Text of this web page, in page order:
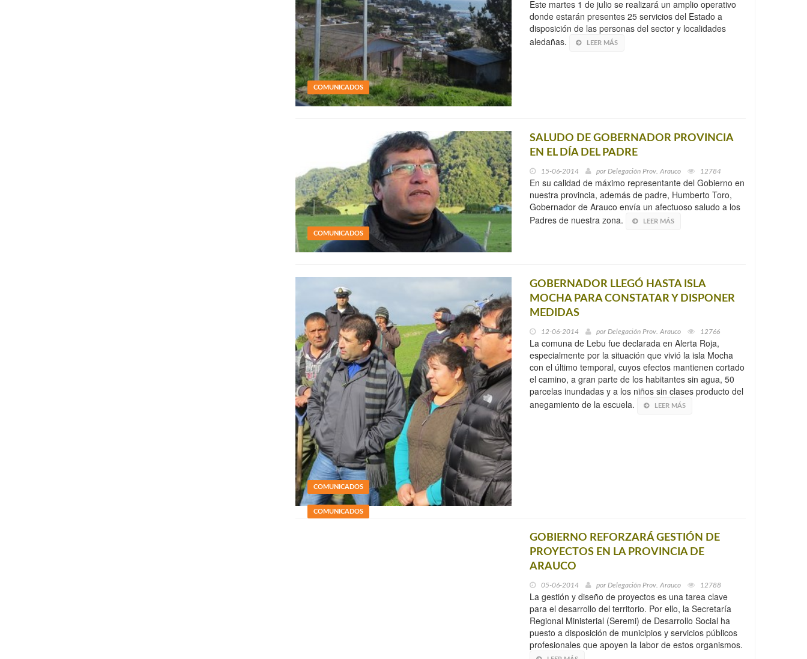
COMUNICADOS
Este martes 1 de julio se realizará un amplio operativo
donde estarán presentes 25 servicios del Estado a
disposición de las personas del sector y localidades
aledañas.
LEER MÁS
COMUNICADOS
SALUDO DE GOBERNADOR PROVINCIA
EN EL DÍA DEL PADRE
15-06-2014 por Delegación Prov. Arauco 12784
En su calidad de máximo representante del Gobierno en
nuestra provincia, además de padre, Humberto Toro,
Gobernador de Arauco envía un afectuoso saludo a los
Padres de nuestra zona.
LEER MÁS
COMUNICADOS
GOBERNADOR LLEGÓ HASTA ISLA
MOCHA PARA CONSTATAR Y DISPONER
MEDIDAS
12-06-2014 por Delegación Prov. Arauco 12766
La comuna de Lebu fue declarada en Alerta Roja,
especialmente por la situación que vivió la isla Mocha
con el último temporal, cuyos efectos mantienen cortado
el camino, a gran parte de los habitantes sin agua, 50
parcelas inundadas y a los niños sin clases producto del
anegamiento de la escuela.
LEER MÁS
COMUNICADOS
GOBIERNO REFORZARÁ GESTIÓN DE
PROYECTOS EN LA PROVINCIA DE
ARAUCO
05-06-2014 por Delegación Prov. Arauco 12788
La gestión y diseño de proyectos es una tarea clave
para el desarrollo del territorio. Por ello, la Secretaría
Regional Ministerial (Seremi) de Desarrollo Social ha
puesto a disposición de municipios y servicios públicos
profesionales que apoyen la labor de estos organismos.